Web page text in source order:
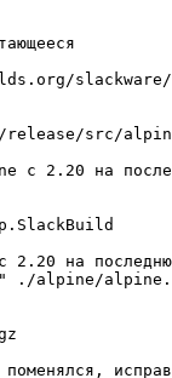
/slackware/
/ release/src/
c 2.20 на
на
. /alpine/